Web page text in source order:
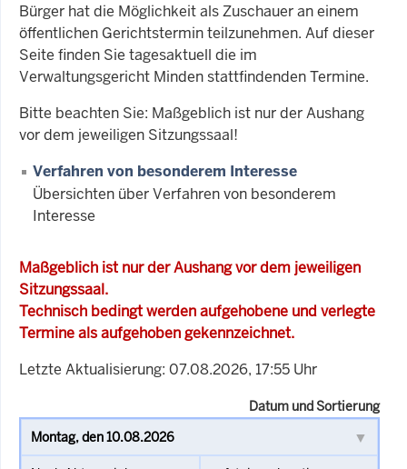
Bürger hat die Möglichkeit als Zuschauer an einem
öffentlichen Gerichtstermin teilzunehmen. Auf dieser
Seite finden Sie tagesaktuell die im
Verwaltungsgericht Minden stattfindenden Termine.
Bitte beachten Sie: Maßgeblich ist nur der Aushang
vor dem jeweiligen Sitzungssaal!
Verfahren von besonderem Interesse
Übersichten über Verfahren von besonderem
Interesse
Maßgeblich ist nur der Aushang vor dem jeweiligen
Sitzungssaal.
Technisch bedingt werden aufgehobene und verlegte
Termine als aufgehoben gekennzeichnet.
Letzte Aktualisierung: 07.08.2026, 17:55 Uhr
Datum und Sortierung